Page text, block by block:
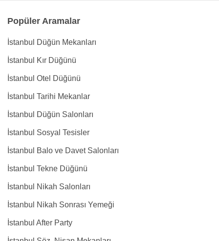
Popüler Aramalar
İstanbul Düğün Mekanları
İstanbul Kır Düğünü
İstanbul Otel Düğünü
İstanbul Tarihi Mekanlar
İstanbul Düğün Salonları
İstanbul Sosyal Tesisler
İstanbul Balo ve Davet Salonları
İstanbul Tekne Düğünü
İstanbul Nikah Salonları
İstanbul Nikah Sonrası Yemeği
İstanbul After Party